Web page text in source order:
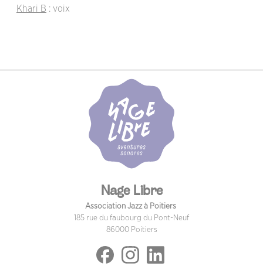
Khari B : voix
Nage Libre
Association Jazz à Poitiers
185 rue du faubourg du Pont-Neuf
86000 Poitiers